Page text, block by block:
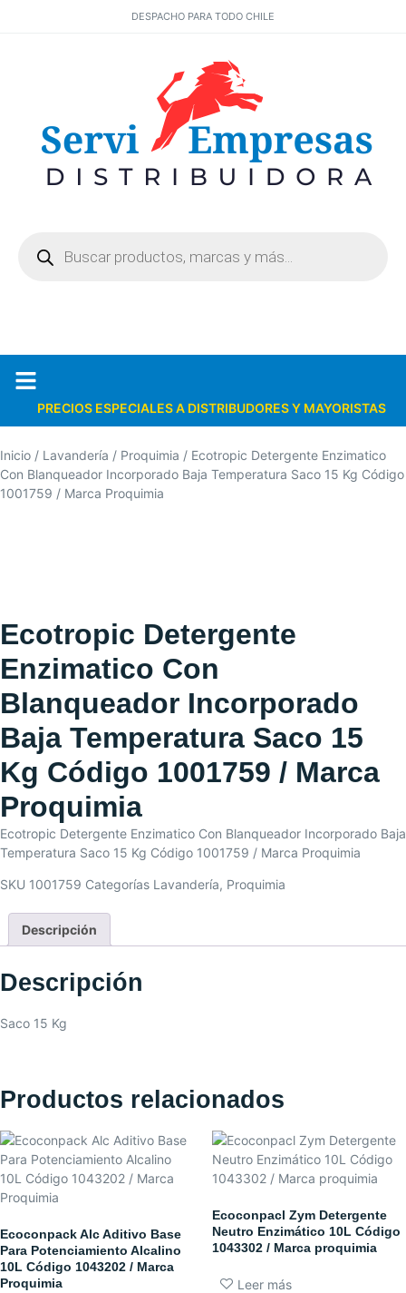
DESPACHO PARA TODO CHILE
PRECIOS ESPECIALES A DISTRIBUDORES Y MAYORISTAS
Inicio / Lavandería / Proquimia / Ecotropic Detergente Enzimatico
Con Blanqueador Incorporado Baja Temperatura Saco 15 Kg Código
1001759 / Marca Proquimia
Ecotropic Detergente
Enzimatico Con
Blanqueador Incorporado
Baja Temperatura Saco 15
Kg Código 1001759 / Marca
Proquimia
Ecotropic Detergente Enzimatico Con Blanqueador Incorporado Baja
Temperatura Saco 15 Kg Código 1001759 / Marca Proquimia
SKU 1001759 Categorías Lavandería, Proquimia
Descripción
Descripción
Saco 15 Kg
Productos relacionados
Ecoconpack Alc Aditivo Base
Para Potenciamiento Alcalino
10L Código 1043202 / Marca
Proquimia
Ecoconpacl Zym Detergente
Neutro Enzimático 10L Código
1043302 / Marca proquimia
Leer más